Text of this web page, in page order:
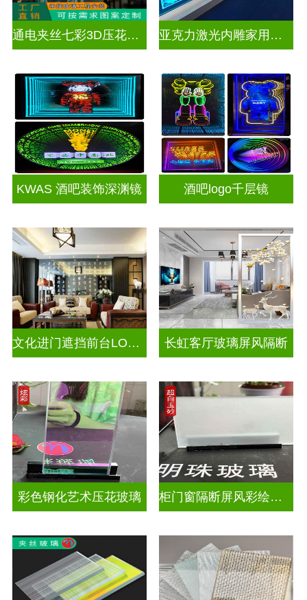
通电夹丝七彩3D压花激光内雕玻璃 亚克力激光内雕家用玄关隔断
KWAS 酒吧装饰深渊镜 酒吧logo千层镜
文化进门遮挡前台LOGO电视玻璃背景墙 长虹客厅玻璃屏风隔断
彩色钢化艺术压花玻璃 柜门窗隔断屏风彩绘压花玻璃